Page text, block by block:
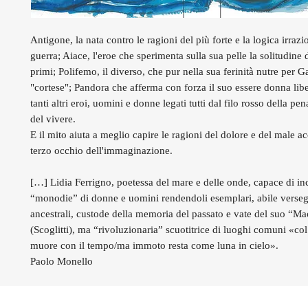
Antigone, la nata contro le ragioni del più forte e la logica
guerra; Aiace, l'eroe che sperimenta sulla sua pelle la solitudine
primi; Polifemo, il diverso, che pur nella sua ferinità nutre per
"cortese"; Pandora che afferma con forza il suo essere donna
tanti altri eroi, uomini e donne legati tutti dal filo rosso della
del vivere.
E il mito aiuta a meglio capire le ragioni del dolore e del male
terzo occhio dell'immaginazione.
[…] Lidia Ferrigno, poetessa del mare e delle onde, capace di
“monodie” di donne e uomini rendendoli esemplari, abile
ancestrali, custode della memoria del passato e vate del suo
(Scoglitti), ma “rivoluzionaria” scuotitrice di luoghi comuni
muore con il tempo/ma immoto resta come luna in cielo».
Paolo Monello